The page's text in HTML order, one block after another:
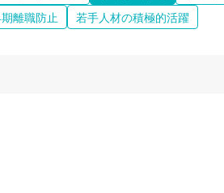
離職防止
若手人材の積極的活躍